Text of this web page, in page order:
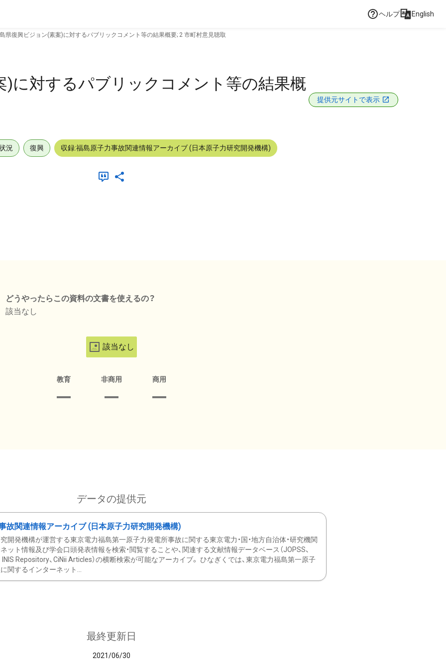
ヘルプ English
県復興ビジョン(素案)に対するパブリックコメント等の結果概要; 2 市町村意見聴取
)に対するパブリックコメント等の結果概
提供元サイトで表示
況 復興 収録:福島原子力事故関連情報アーカイブ (日本原子力研究開発機構)
どうやったらこの資料の文書を使えるの？
該当なし
該当なし
教育 非商用 商用
データの提供元
故関連情報アーカイブ (日本原子力研究開発機構)
開発機構が運営する東京電力福島第一原子力発電所事故に関する東京電力・国・地方自治体・研究機関
ット情報及び学会口頭発表情報を検索・閲覧することや、関連する文献情報データベース（JOPSS、
INIS Repository、CiNii Articles）の横断検索が可能なアーカイブ。 ひなぎくでは、東京電力福島第一原子
関するインターネット...
最終更新日
2021/06/30